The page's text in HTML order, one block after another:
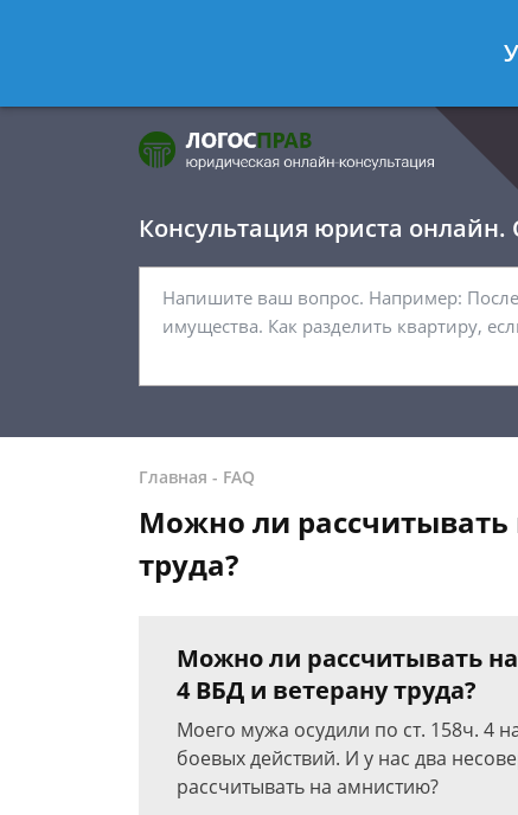
- Адвокат по
Консультация юриста онлайн.
Главная - FAQ
Можно ли рассчитывать
труда?
Можно ли рассчитывать
4 ВБД и ветерану труда?
Моего мужа осудили по ст. 158ч. 4
боевых действий. И у нас два
рассчитывать на амнистию?